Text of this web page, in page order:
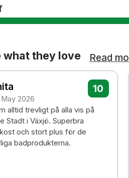
what they love Read
2026
10
alltid trevligt på alla vis på
Stadt i Växjö. Superbra
och stort plus för de
badprodukterna.